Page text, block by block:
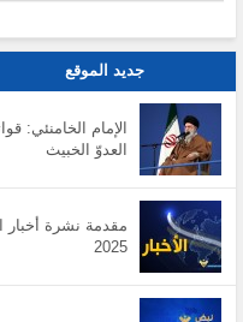
جديد الموقع
الإمام الخامنئي:
العدوّ الخبيث
2025